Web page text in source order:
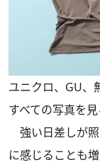
ユニクロ、GU、
すべての写真を見
強い日差しが
に感じることも